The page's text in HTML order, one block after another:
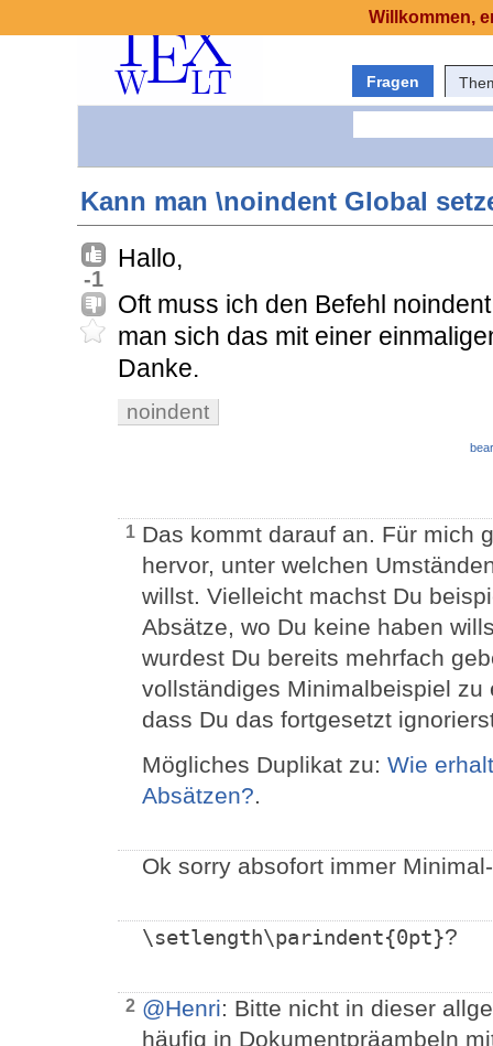
Fragen
Kann man \noindent Global
-1
Hallo,
Oft muss ich den Befehl
man sich das mit einer
Danke.
noindent
1 Das kommt darauf an. Für mich
hervor, unter welchen
willst. Vielleicht machst Du
Absätze, wo Du keine haben
wurdest Du bereits mehrfach
vollständiges Minimalbeispiel
dass Du das fortgesetzt
Mögliches Duplikat zu: Wie
Absätzen?.
Ok sorry absofort immer
\setlength\parindent{0pt}?
2 @Henri: Bitte nicht in dieser
häufig in Dokumentpräambeln
Willkommen,